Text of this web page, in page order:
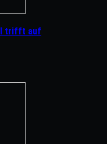
trifft auf